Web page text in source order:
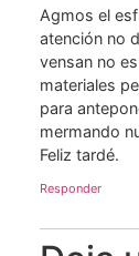
Agmos el
atención no
vensan no
materiales
para
mermando
Feliz tardé.
Responder